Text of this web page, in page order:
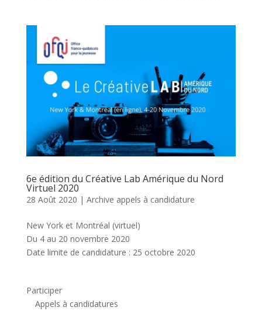
6e édition du Créative Lab Amérique du Nord
Virtuel 2020
28 Août 2020 | Archive appels à candidature
New York et Montréal (virtuel)
Du 4 au 20 novembre 2020
Date limite de candidature : 25 octobre 2020
Participer
Appels à candidatures